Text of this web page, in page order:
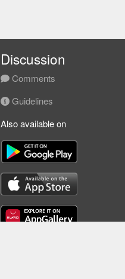
Discussion
Comments
Guidelines
Also available on